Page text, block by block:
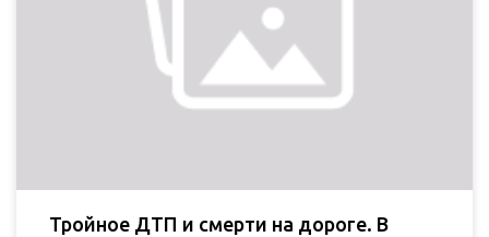
Тройное ДТП и смерти на дороге. В